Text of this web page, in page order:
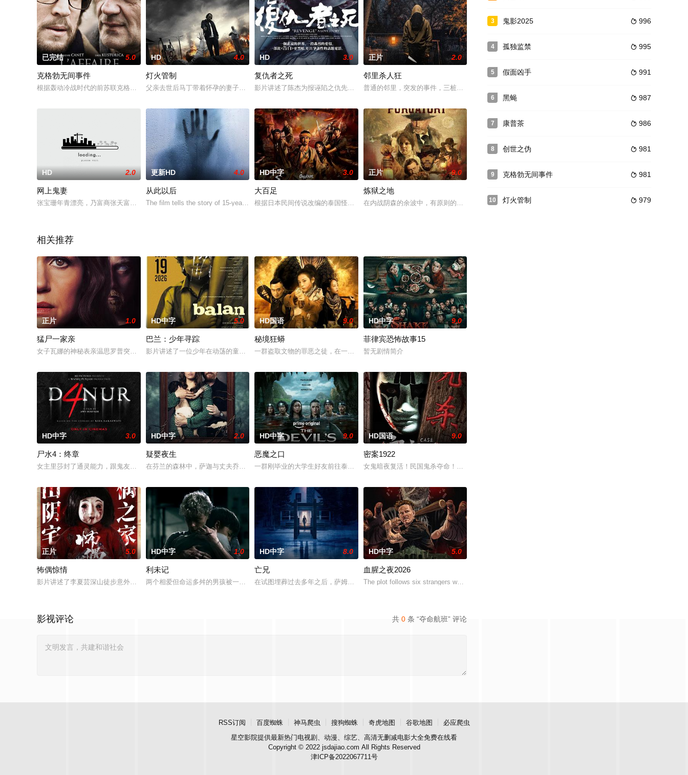
已完结 5.0
克格勃无间事件
根据轰动冷战时代的前苏联克格勃探员间谍案真实事件改编，讲述前苏联克格勃叛逃者弗拉基米尔与法国情报人员合作，成为前苏联解体的诱
HD 4.0
灯火管制
父亲去世后马丁带着怀孕的妻子茱莉亚来到纽约附近偏远的小镇开始新的生活。克里斯汀、丹尼尔、赫尔登和汤米是四个即将毕业的大学生，
HD 3.0
复仇者之死
影片讲述了陈杰为报诬陷之仇先后将曾陷害自己的四位警察杀死的故事。
正片 2.0
邻里杀人狂
普通的邻里，突发的事件，三桩惨祸
HD 2.0
网上鬼妻
张宝珊年青漂亮，乃富商张天富的独生女，她的父母远赴美加，剩下大别墅和大把钞票，自然的她有她的活动天地，追求她的人一大堆，有花
更新HD 4.0
从此以后
The film tells the story of 15-year-old Robin, a virtuoso pian
HD中字 3.0
大百足
根据日本民间传说改编的泰国怪兽电影《大百足》现已进入后期制作阶段，更多消息敬请期待。故事发生在一个被诅咒的矿井中，日本士兵与
正片 9.0
炼狱之地
在内战阴森的余波中，有原则的北方执法者博·里芬与受折磨的前邦联成员科迪·帕纳姆联手 吃了追踪器。他们
相关推荐
正片 1.0
猛尸一家亲
女子瓦娜的神秘表亲温思罗普突然仓皇登门，身后还跟着一个来自异界的危险实体，对方如同附骨之疽，死咬着目标一路追杀而来。为了护住
HD中字 5.0
巴兰：少年寻踪
影片讲述了一位少年在动荡的童年中长大，母亲又突然失踪后，他踏上了寻母之旅。这不仅是对母亲下落的追寻，更是他探寻身世真相、寻求
HD国语 9.0
秘境狂蟒
一群盗取文物的罪恶之徒，在一次盗宝途中遇到神秘事件集体神秘消失。20年后寻宝队成员周西川和周嫣然、乐明为寻找神秘宝藏归还国家
HD中字 9.0
菲律宾恐怖故事15
暂无剧情简介
HD中字 3.0
尸水4：终章
女主里莎封了通灵能力，跟鬼友断联多年，就想安安稳稳陪妹妹结婚。结果妹妹在老剧院求婚后直接被邪灵缠上，整个人性情大变，怪事接二
HD中字 2.0
疑婴夜生
在芬兰的森林中，萨迦与丈夫乔恩迎来了为人父母的新篇章。然而萨迦的喜悦被一股令人发寒的疑惧笼罩——她对新生儿产生了不为人知的猜
HD中字 9.0
恶魔之口
一群刚毕业的大学生好友前往泰国海岸，开启步入社会前的最后一场冒险，慕名报名了名为 “恶魔之口” 的偏远洞穴潜水游览。此前的反
HD国语 9.0
密案1922
女鬼暗夜复活！民国鬼杀夺命！白米埋尸噬魂杀，鬼刃穿腹斩灵杀，女鬼点名要命！一幕幕“连环鬼杀”怵目惊
正片 5.0
怖偶惊情
影片讲述了李夏芸深山徒步意外坠崖后闯入隐秘古宅求救，得男主人石桥留宿，却陷入更恐怖的诡异事件，包括布偶自行移动和夜半啼哭，石
HD中字 1.0
利未记
两个相爱但命运多舛的男孩被一个暴力的存在所纠缠，这个存在会以他们最想要的那个人——也就是彼此——的样子出现。
HD中字 8.0
亡兄
在试图埋葬过去多年之后，萨姆被迫回到了她空荡荡的童年故居，因为她得知了哥哥马修神秘死亡的消息。萨姆与她体贴的丈夫布雷迪、关系
HD中字 5.0
血腥之夜2026
The plot follows six strangers who enter a cash-prize enduranc
共 0 条 “夺命航班” 评论
影视评论
3  996
鬼影2025
4  995
孤独监禁
5  991
假面凶手
6  987
黑蝇
7  986
康普茶
8  981
创世之伪
9  981
克格勃无间事件
10  979
灯火管制
RSS订阅 百度蜘蛛 神马爬虫 搜狗蜘蛛 奇虎地图 谷歌地图
必应爬虫
星空影院提供最新热门电视剧、动漫、综艺、高清无删减电影大全免费在线看
Copyright © 2022 jsdajiao.com All Rights Reserved
津ICP备2022067711号